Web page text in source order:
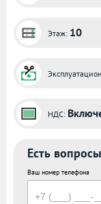
Этаж: 10
НДС:
Есть
Ваш номер телефона